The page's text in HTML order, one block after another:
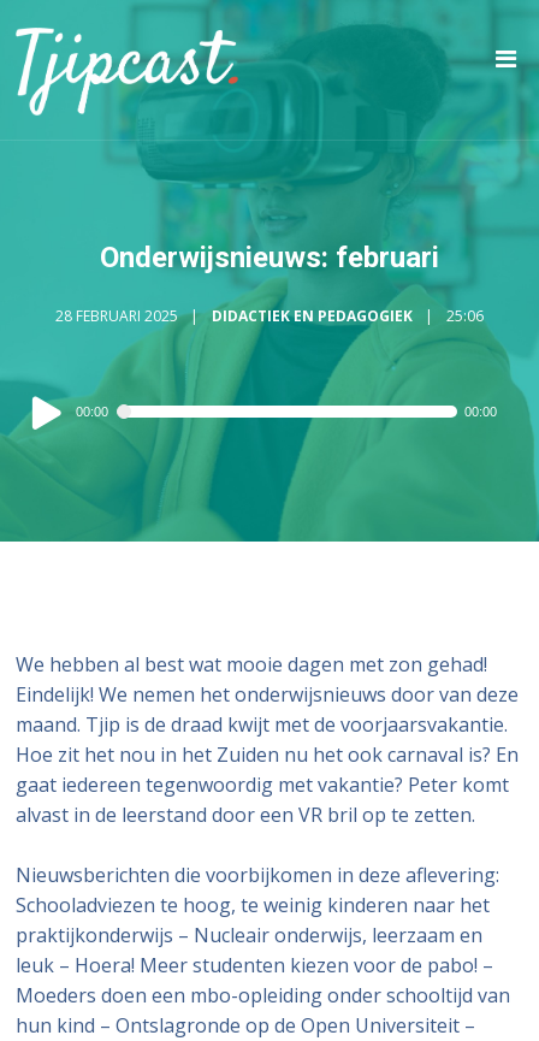
Onderwijsnieuws: februari
28 FEBRUARI 2025 DIDACTIEK EN PEDAGOGIEK 25:06
Audiospeler
00:00 00:00
We hebben al best wat mooie dagen met zon gehad!
Eindelijk! We nemen het onderwijsnieuws door van deze
maand. Tjip is de draad kwijt met de voorjaarsvakantie.
Hoe zit het nou in het Zuiden nu het ook carnaval is? En
gaat iedereen tegenwoordig met vakantie? Peter komt
alvast in de leerstand door een VR bril op te zetten.
Nieuwsberichten die voorbijkomen in deze aflevering:
Schooladviezen te hoog, te weinig kinderen naar het
praktijkonderwijs – Nucleair onderwijs, leerzaam en
leuk – Hoera! Meer studenten kiezen voor de pabo! –
Moeders doen een mbo-opleiding onder schooltijd van
hun kind – Ontslagronde op de Open Universiteit –